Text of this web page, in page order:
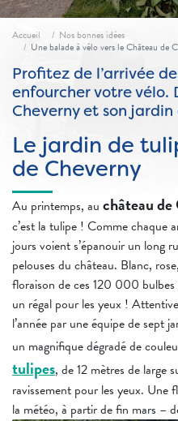
Fil d'ariane
Accueil
Nos bonnes idées
Une balade à vélo vers le Château de
Profitez de l’arrivée
enfourcher votre vélo.
Cheverny et son
Le jardin de
de Cheverny
Au printemps, au château
c’est la tulipe ! Comme chaque
jours voient s’épanouir un long
pelouses du château. Blanc,
floraison de ces 120 000
un régal pour les yeux !
l’année par une équipe de sept
un magnifique dégradé de
tulipes, de 12 mètres de large
ravissement pour les yeux. Une
la météo, à partir de fin mars –